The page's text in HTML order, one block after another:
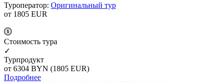
Туроператор: Оригинальный тур
от 1805 EUR
Cтоимость тура
✓
Турпродукт
от 6304 BYN (1805 EUR)
Подробнее